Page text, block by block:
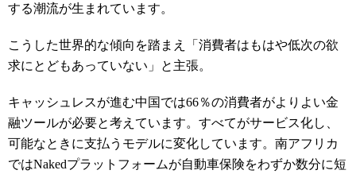
する潮流が生まれています。
こうした世界的な傾向を踏まえ「消費者はもはや低次の欲
求にとどもあっていない」と主張。
キャッシュレスが進む中国では66％の消費者がよりよい金
融ツールが必要と考えています。すべてがサービス化し、
可能なときに支払うモデルに変化しています。南アフリカ
ではNakedプラットフォームが自動車保険をわずか数分に短